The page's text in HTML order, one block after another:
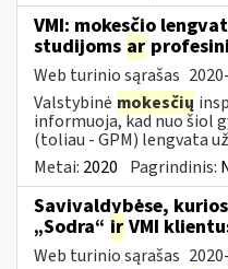
VMI: mokesčio
studijoms ar
Web turinio sąrašas
Valstybinė mokesčių
informuoja, kad nuo šiol
(toliau - GPM) lengvata
Metai: 2020 Pagrindinis:
Savivaldybėse,
„Sodra“ ir VMI
Web turinio sąrašas